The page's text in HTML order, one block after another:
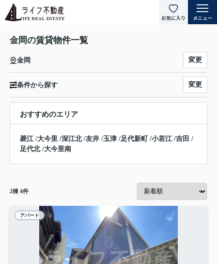
金岡の賃貸物件一覧
金岡 変更
条件から探す 変更
おすすめのエリア
菱江/大今里 /深江北/友井 /玉津 /足代新町 /小若江/吉田 /
足代北/大今里南
2棟 4件
アパート